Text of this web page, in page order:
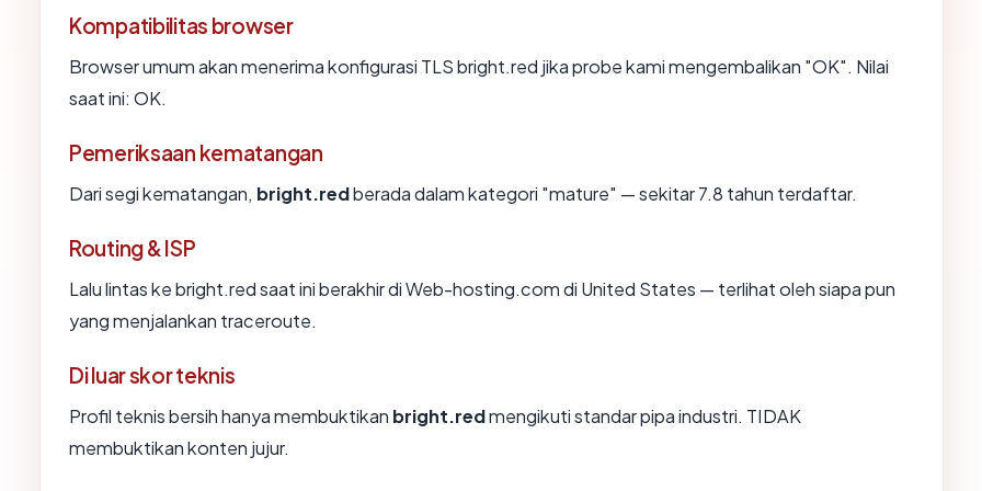
Kompatibilitas browser
Browser umum akan menerima konfigurasi TLS bright.red jika probe kami mengembalikan "OK". Nilai
saat ini: OK.
Pemeriksaan kematangan
Dari segi kematangan, bright.redberada dalam kategori "mature" — sekitar 7.8 tahun terdaftar.
Routing & ISP
Lalu lintas ke bright.red saat ini berakhir di Web-hosting.com di United States — terlihat oleh siapa pun
yang menjalankan traceroute.
Di luar skor teknis
Profil teknis bersih hanya membuktikan bright.redmengikuti standar pipa industri. TIDAK
membuktikan konten jujur.